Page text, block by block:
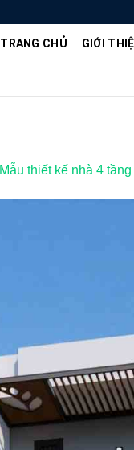
TRANG CHỦ GIỚI
Mẫu thiết kế nhà 4